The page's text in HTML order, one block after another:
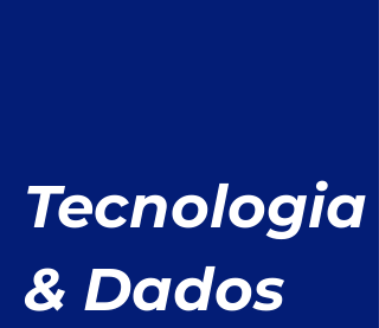
Tecnologia
& Dados